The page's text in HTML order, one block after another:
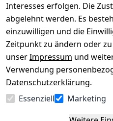
Interesses erfolgen. Die
abgelehnt werden. Es
einzuwilligen und die
Zeitpunkt zu ändern oder
unserImpressum und
Verwendung
Datenschutzerklärung.
Essenziell
Marketing
Barrierefreihe
itserklärung
Widerrufsrec
ht
Pflege &
Kundendienst
Kiefermöbel
Hilfe
Vertrag
widerrufen